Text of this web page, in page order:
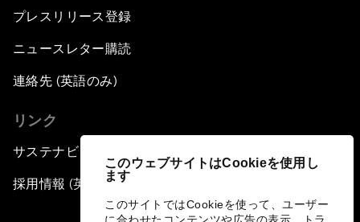
このウェブサイトはCookieを使用し
ます
このサイトではCookieを使って、ユーザー
プレスリリース登録
ニュースレター購読
連絡先 (英語のみ)
リンク
サステナビリティへの取り組み
採用情報 (英語のみ)